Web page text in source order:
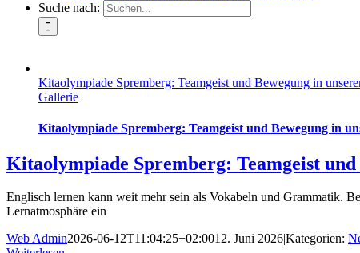
Suche nach:
Kitaolympiade Spremberg: Teamgeist und Bewegung in
Gallerie
Kitaolympiade Spremberg: Teamgeist und Bewegung in
Kitaolympiade Spremberg: Teamgeist
Englisch lernen kann weit mehr sein als Vokabeln und Grammatik.
Lernatmosphäre ein
Web Admin2026-06-12T11:04:25+02:0012. Juni 2026|Kategorien: